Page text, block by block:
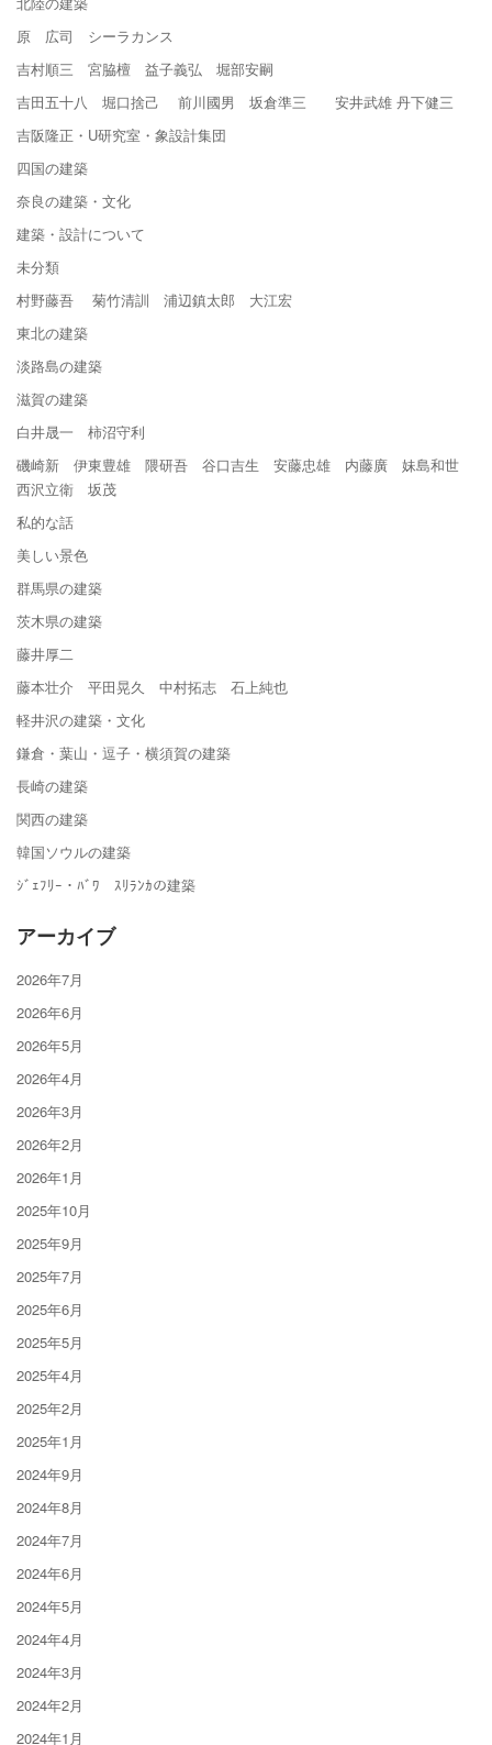
原 広司 シーラカンス
吉村順三 宮脇檀 益子義弘 堀部安嗣
吉田五十八 堀口捨己 前川國男 坂倉準三 安井武雄 丹下健三
吉阪隆正・U研究室・象設計集団
四国の建築
奈良の建築・文化
建築・設計について
未分類
村野藤吾 菊竹清訓 浦辺鎮太郎 大江宏
東北の建築
淡路島の建築
滋賀の建築
白井晟一 柿沼守利
磯崎新 伊東豊雄 隈研吾 谷口吉生 安藤忠雄 内藤廣 妹島和世
西沢立衛 坂茂
私的な話
美しい景色
群馬県の建築
茨木県の建築
藤井厚二
藤本壮介 平田晃久 中村拓志 石上純也
軽井沢の建築・文化
鎌倉・葉山・逗子・横須賀の建築
長崎の建築
関西の建築
韓国ソウルの建築
ｼﾞｪﾌﾘｰ・ﾊﾞﾜ ｽﾘﾗﾝｶの建築
アーカイブ
2026年7月
2026年6月
2026年5月
2026年4月
2026年3月
2026年2月
2026年1月
2025年10月
2025年9月
2025年7月
2025年6月
2025年5月
2025年4月
2025年2月
2025年1月
2024年9月
2024年8月
2024年7月
2024年6月
2024年5月
2024年4月
2024年3月
2024年2月
2024年1月